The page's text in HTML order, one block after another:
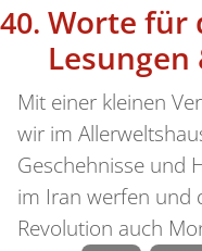
Worte für
Lesungen
Mit einer kleinen
wir im
Geschehnisse und
im Iran werfen und
Revolution auch